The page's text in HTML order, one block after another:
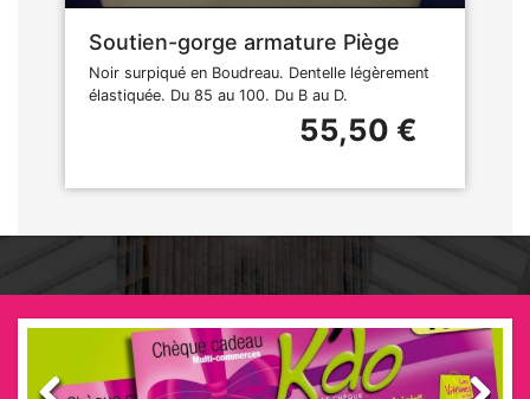
Soutien-gorge armature Piège
Noir surpiqué en Boudreau. Dentelle légèrement
élastiquée. Du 85 au 100. Du B au D.
55,50 €